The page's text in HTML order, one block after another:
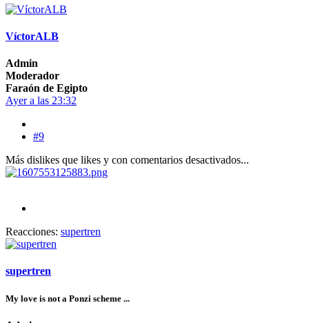
VíctorALB
Admin
Moderador
Faraón de Egipto
Ayer a las 23:32
#9
Más dislikes que likes y con comentarios desactivados...
Reacciones: supertren
supertren
My love is not a Ponzi scheme ...